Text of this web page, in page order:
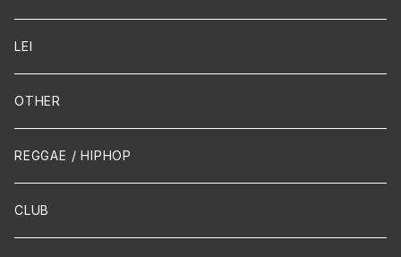
Guitar / Ukulele
Mandolin
声楽
吹奏楽
LEI
OTHER
REGGAE / HIPHOP
CLUB